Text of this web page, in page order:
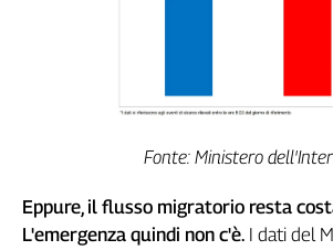
Fonte: Ministero
Eppure, il flusso migratorio resta
L'emergenza quindi non c'è. I dati del